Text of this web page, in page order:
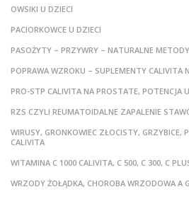
OWSIKI U DZIECI
PACIORKOWCE U DZIECI
PASOŻYTY – PRZYWRY – NATURALNE
POPRAWA WZROKU – SUPLEMENTY CALIVITA
PRO-STP CALIVITA NA PROSTATE, POTENCJA
RZS CZYLI REUMATOIDALNE ZAPALENIE
WIRUSY, GRONKOWIEC ZŁOCISTY, GRZYBICE,
CALIVITA
WITAMINA C 1000 CALIVITA, C 500, C 300, C
WRZODY ŻOŁĄDKA, CHOROBA WRZODOWA A